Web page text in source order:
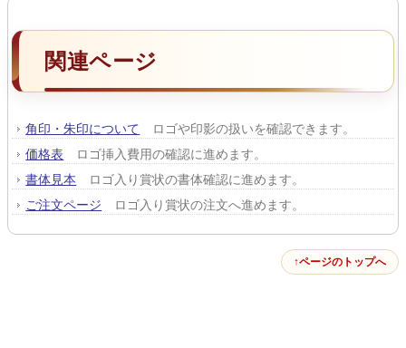
関連ページ
角印・朱印について ロゴや印影の扱いを確認できます。
価格表 ロゴ挿入費用の確認に進めます。
書体見本 ロゴ入り賞状の書体確認に進めます。
ご注文ページ ロゴ入り賞状の注文へ進めます。
ページのトップへ